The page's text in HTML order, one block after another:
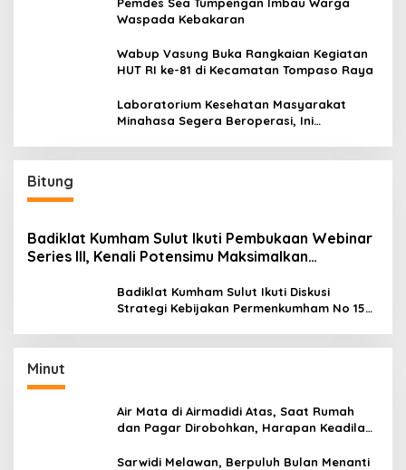
Waspada Kebakaran
Wabup Vasung Buka Rangkaian Kegiatan
HUT RI ke-81 di Kecamatan Tompaso Raya
Laboratorium Kesehatan Masyarakat
Minahasa Segera Beroperasi, Ini
Bitung
Badiklat Kumham Sulut Ikuti Pembukaan Webinar
Series III, Kenali Potensimu Maksimalkan
Badiklat Kumham Sulut Ikuti Diskusi
Strategi Kebijakan Permenkumham No 15
Minut
Air Mata di Airmadidi Atas, Saat Rumah
dan Pagar Dirobohkan, Harapan Keadilan
Sarwidi Melawan, Berpuluh Bulan Menanti